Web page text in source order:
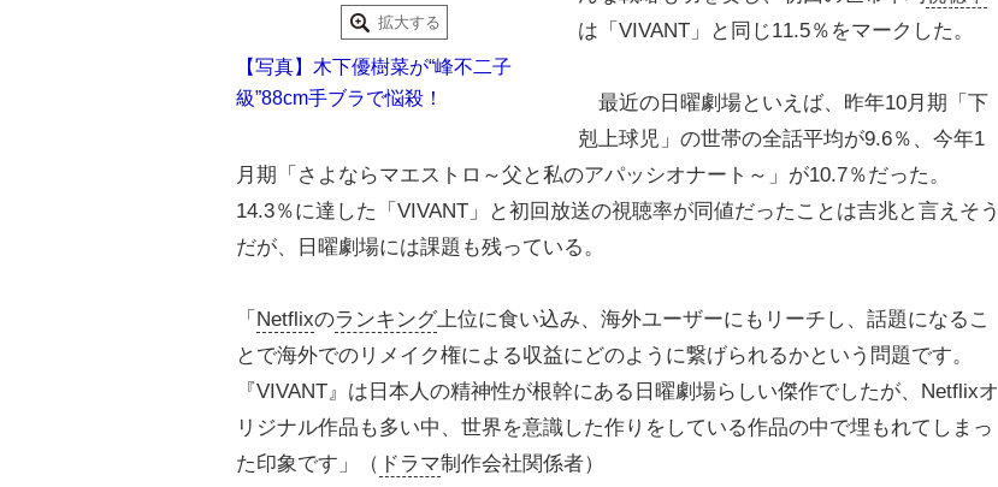
拡大する
【写真】木下優樹菜が“峰不二子
級”88cm手ブラで悩殺！
は「VIVANT」と同じ11.5％をマークした。
最近の日曜劇場といえば、昨年10月期「下
剋上球児」の世帯の全話平均が9.6％、今年1
月期「さよならマエストロ～父と私のアパッシオナート～」が10.7％だった。
14.3％に達した「VIVANT」と初回放送の視聴率が同値だったことは吉兆と言えそう
だが、日曜劇場には課題も残っている。
「 Netflixのランキング上位に食い込み、海外ユーザーにもリーチし、話題になるこ
とで海外でのリメイク権による収益にどのように繋げられるかという問題です。
『VIVANT』は日本人の精神性が根幹にある日曜劇場らしい傑作でしたが、Netflixオ
リジナル作品も多い中、世界を意識した作りをしている作品の中で埋もれてしまっ
た印象です」（ ドラマ制作会社関係者）